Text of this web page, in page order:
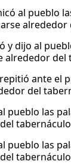
al pueblo
alrededor
y dijo al
alrededor del
ante el
del
pueblo las
pueblo las